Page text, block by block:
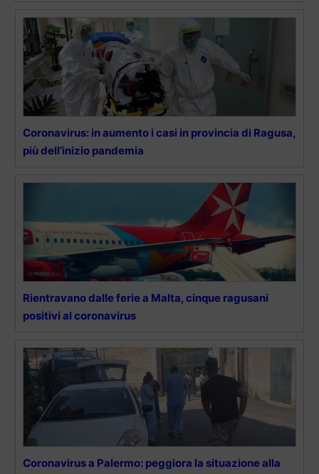
Coronavirus: in aumento i casi in provincia di Ragusa,
più dell’inizio pandemia
Rientravano dalle ferie a Malta, cinque ragusani
positivi al coronavirus
Coronavirus a Palermo: peggiora la situazione alla